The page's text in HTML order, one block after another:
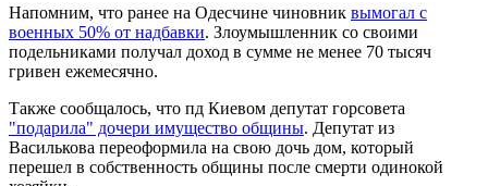
Напомним, что ранее на Одесчине чиновник вымогал с
военных 50% от надбавки. Злоумышленник со своими
подельниками получал доход в сумме не менее 70 тысяч
гривен ежемесячно.
Также сообщалось, что пд Киевом депутат горсовета
"подарила" дочери имущество общины. Депутат из
Василькова переоформила на свою дочь дом, который
перешел в собственность общины после смерти одинокой